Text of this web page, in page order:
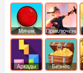
Мячик Приключения
Аркады
Бизнес